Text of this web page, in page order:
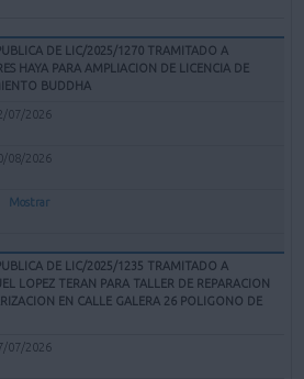
DE LIC/2025/1270 TRAMITADO A
HAYA PARA AMPLIACION DE LICENCIA DE
BUDDHA
07/2026
08/2026
Mostrar
DE LIC/2025/1235 TRAMITADO A
LOPEZ TERAN PARA TALLER DE REPARACION
EN CALLE GALERA 26 POLIGONO DE
07/2026